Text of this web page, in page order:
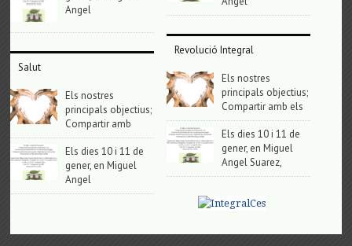
Angel
Salut
Els nostres
principals objectius;
Compartir amb
Els dies 10 i 11 de
gener, en Miguel
Angel
Revolució Integral
Els nostres
principals objectius;
Compartir amb els
Els dies 10 i 11 de
gener, en Miguel
Angel Suarez,